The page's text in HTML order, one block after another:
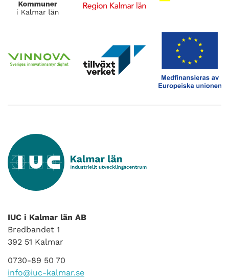
IUC i Kalmar län AB
Bredbandet 1
392 51 Kalmar
0730-89 50 70
info@iuc-kalmar.se